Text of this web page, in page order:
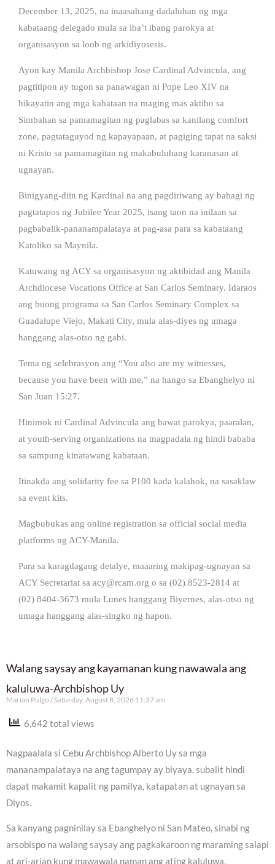
December 13, 2025, na inaasahang dadaluhan ng mga
kabataang delegado mula sa iba’t ibang parokya at
organisasyon sa loob ng arkidiyosesis.
Ayon kay Manila Archbishop Jose Cardinal Advincula, ang
pagtitipon ay tugon sa panawagan ni Pope Leo XIV na
hikayatin ang mga kabataan na maging mas aktibo sa
Simbahan sa pamamagitan ng paglabas sa kanilang comfort
zone, pagtataguyod ng kapayapaan, at pagiging tapat na saksi
ni Kristo sa pamamagitan ng makabuluhang karanasan at
ugnayan.
Binigyang-diin ng Kardinal na ang pagdiriwang ay bahagi ng
pagtatapos ng Jubilee Year 2025, isang taon na inilaan sa
pagbabalik-pananampalataya at pag-asa para sa kabataang
Katoliko sa Maynila.
Katuwang ng ACY sa organisasyon ng aktibidad ang Manila
Archdiocese Vocations Office at San Carlos Seminary. Idaraos
ang buong programa sa San Carlos Seminary Complex sa
Guadalupe Viejo, Makati City, mula alas-diyes ng umaga
hanggang alas-otso ng gabi.
Tema ng selebrasyon ang “You also are my witnesses,
because you have been with me,” na hango sa Ebanghelyo ni
San Juan 15:27.
Hinimok ni Cardinal Advincula ang bawat parokya, paaralan,
at youth-serving organizations na magpadala ng hindi bababa
sa sampung kinatawang kabataan.
Itinakda ang solidarity fee sa P100 kada kalahok, na sasaklaw
sa event kits.
Magbubukas ang online registration sa official social media
platforms ng ACY-Manila.
Para sa karagdagang detalye, maaaring makipag-ugnayan sa
ACY Secretariat sa acy@rcam.org o sa (02) 8523-2814 at
(02) 8404-3673 mula Lunes hanggang Biyernes, alas-otso ng
umaga hanggang alas-singko ng hapon.
Walang saysay ang kayamanan kung nawawala ang
kaluluwa-Archbishop Uy
Marian Pulgo Saturday, August 8, 2026 11:37 am
6,642 total views
Nagpaalala si Cebu Archbishop Alberto Uy sa mga
mananampalataya na ang tagumpay ay biyaya, subalit hindi
dapat makamit kapalit ng pamilya, katapatan at ugnayan sa
Diyos.
Sa kanyang pagninilay sa Ebanghelyo ni San Mateo, sinabi ng
arsobispo na walang saysay ang pagkakaroon ng maraming salapi
at ari-arian kung mawawala naman ang ating kaluluwa.